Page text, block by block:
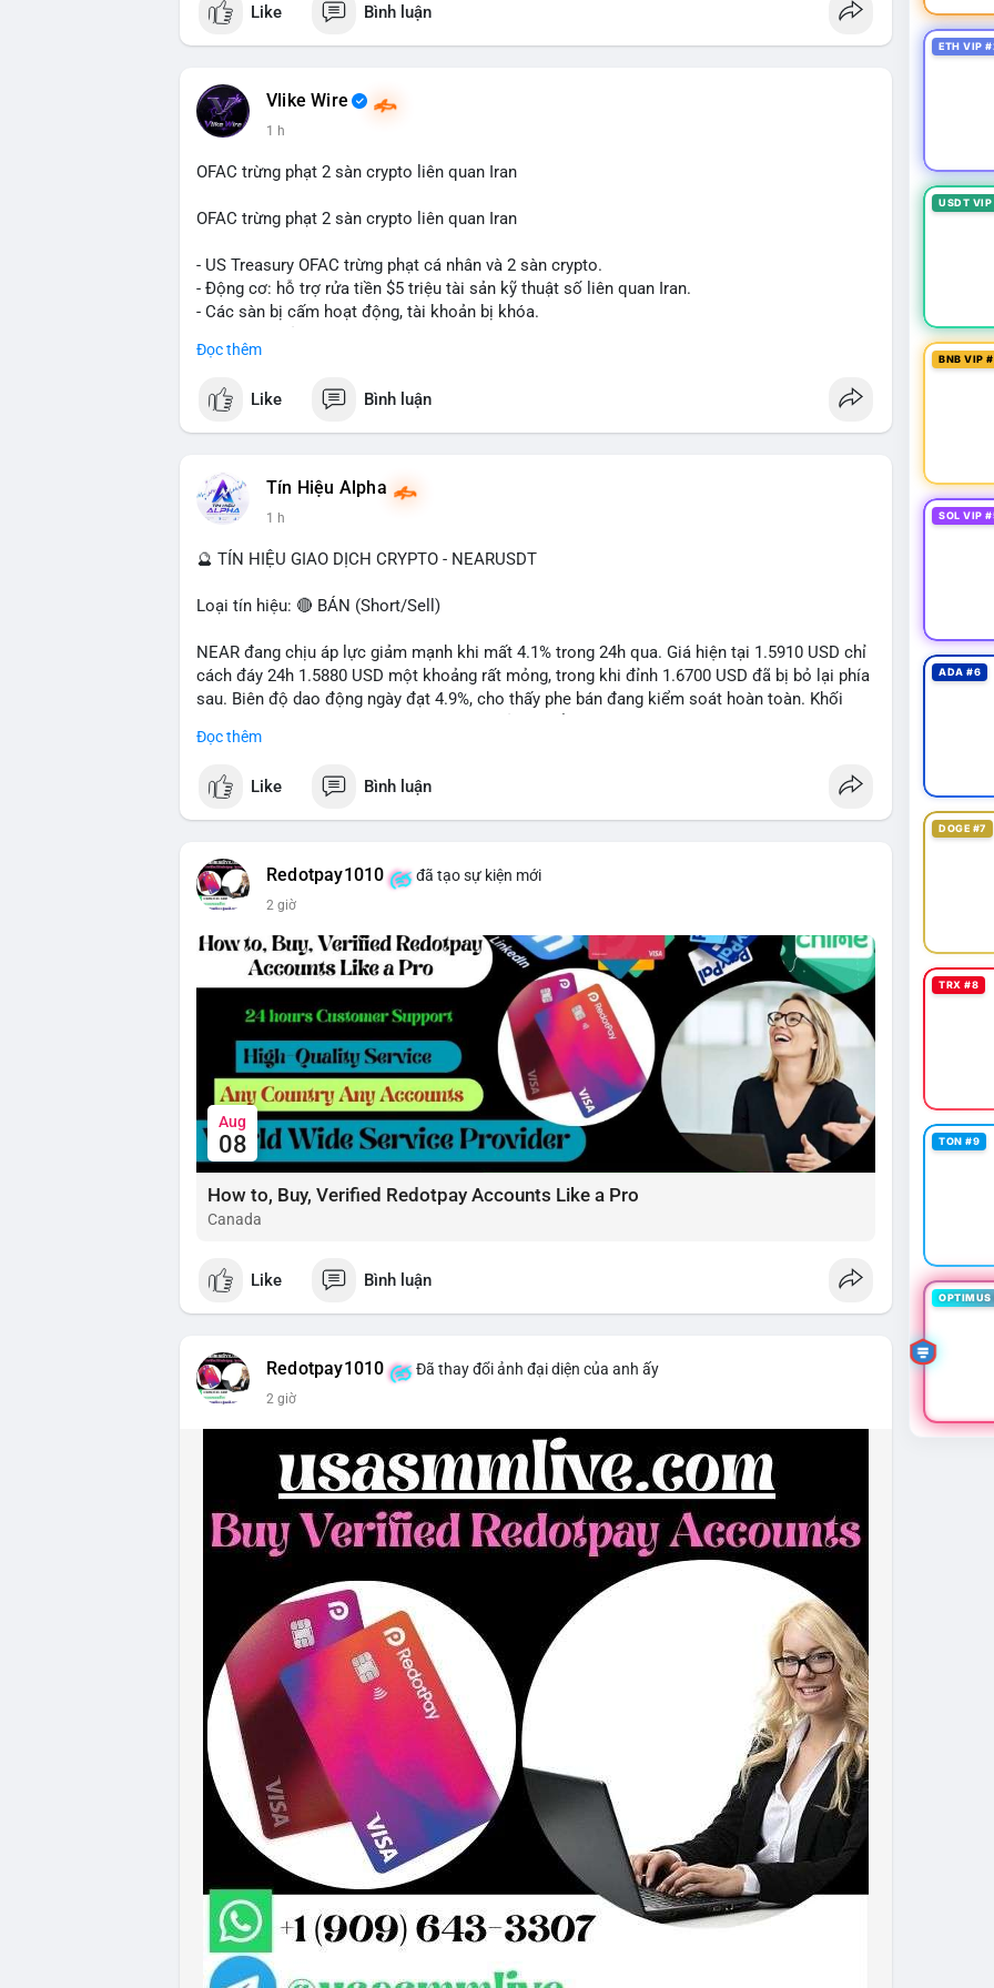
Like Bình luận
Vlike Wire
1 h
OFAC trừng phạt 2 sàn crypto liên quan Iran
OFAC trừng phạt 2 sàn crypto liên quan Iran
- US Treasury OFAC trừng phạt cá nhân và 2 sàn crypto.
- Động cơ: hỗ trợ rửa tiền $5 triệu tài sản kỹ thuật số liên quan Iran.
- Các sàn bị cấm hoạt động, tài khoản bị khóa.
$btc $eth
#vlikevn #titanbot
📰 Nguồn: Cointelegraph
Đọc thêm
Like Bình luận
Tín Hiệu Alpha
1 h
🔮 TÍN HIỆU GIAO DỊCH CRYPTO - NEARUSDT
Loại tín hiệu: 🔴 BÁN (Short/Sell)
NEAR đang chịu áp lực giảm mạnh khi mất 4.1% trong 24h qua. Giá hiện tại 1.5910 USD chỉ
cách đáy 24h 1.5880 USD một khoảng rất mỏng, trong khi đỉnh 1.6700 USD đã bị bỏ lại phía
sau. Biên độ dao động ngày đạt 4.9%, cho thấy phe bán đang kiểm soát hoàn toàn. Khối
đang tiếp diễn.
Khuyến nghị giao dịch:
- Vùng Entry: 1.5910 - 1.5980
- Cắt lỗ (Stop Loss - SL): 1.6100
Quản trị vốn chặt chẽ, chỉ vào lệnh với rủi ro tối đa 1-2% tài khoản cho mỗi vị thế.
#shortnear #near1.59#bearishnear #selllimit #vlikenear
Đọc thêm
Like Bình luận
Redotpay1010 đã tạo sự kiện mới
2 giờ
Aug
08
How to, Buy, Verified Redotpay Accounts Like a Pro
Canada
Like Bình luận
Redotpay1010 Đã thay đổi ảnh đại diện của anh ấy
2 giờ
ETH VIP
USDT
BNB VIP
SOL VIP
ADA #6
DOGE #7
TRX #8
TON #9
OPTIMUS